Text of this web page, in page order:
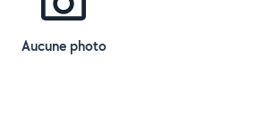
Aucune photo